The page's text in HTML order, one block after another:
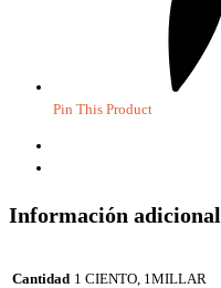
Pin This Product
Información adicional
Cantidad 1 CIENTO, 1MILLAR